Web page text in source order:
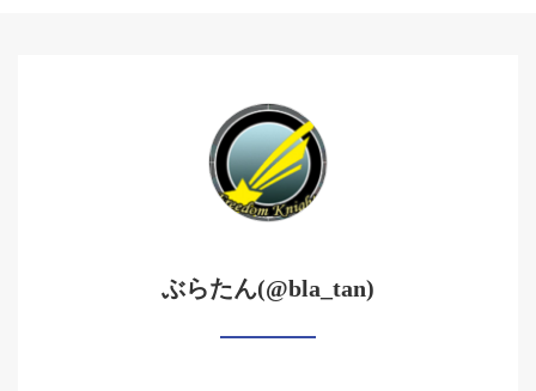
ぶらたん(@bla_tan)